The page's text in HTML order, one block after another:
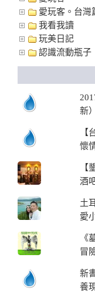
愛玩客。台灣
我看我讀
玩美日記
認識流動瓶子
新）
【
懷
【
酒
土
愛
《
冒
新
養